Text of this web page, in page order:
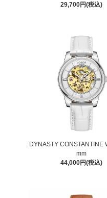
29,700円(税込)
DYNASTY CONSTANTINE
mm
44,000円(税込)